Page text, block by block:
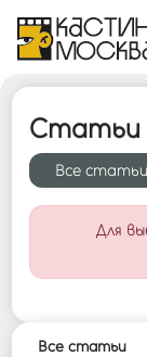
Статьи
Все cтатьи
Для
Все cтатьи